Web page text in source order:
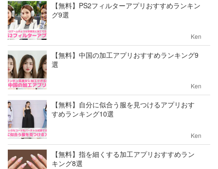
【無料】PS2フィルターアプリおすすめランキン
グ9選
Ken
【無料】中国の加工アプリおすすめランキング9
選
Ken
【無料】自分に似合う服を見つけるアプリおす
すめランキング10選
Ken
【無料】指を細くする加工アプリおすすめラン
キング8選